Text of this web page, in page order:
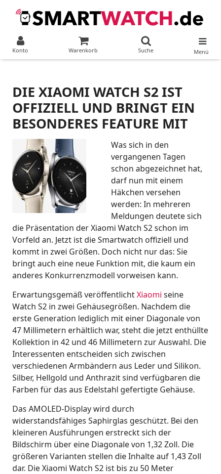
Konto Warenkorb Suche Menü
DIE XIAOMI WATCH S2 IST
OFFIZIELL UND BRINGT EIN
BESONDERES FEATURE MIT
Was sich in den
vergangenen Tagen
schon abgezeichnet hat,
darf nun mit einem
Häkchen versehen
werden: In mehreren
Meldungen deutete sich
die Präsentation der Xiaomi Watch S2 schon im
Vorfeld an. Jetzt ist die Smartwatch offiziell und
kommt in zwei Größen. Doch nicht nur das: Sie
bringt auch eine neue Funktion mit, die kaum ein
anderes Konkurrenzmodell vorweisen kann.
Erwartungsgemäß veröffentlichtXiaomi seine
Watch S2 in zwei Gehäusegrößen. Nachdem die
erste Generation lediglich mit einer Diagonale von
47 Millimetern erhältlich war, steht die jetzt enthüllte
Kollektion in 42 und 46 Millimetern zur Auswahl. Die
Interessenten entscheiden sich zwischen
verschiedenen Armbändern aus Leder und Silikon.
Silber, Hellgold und Anthrazit sind verfügbaren die
Farben für das aus Edelstahl gefertigte Gehäuse.
Das AMOLED-Display wird durch
widerstandsfähiges Saphirglas geschützt. Bei den
kleineren Ausführungen erstreckt sich der
Bildschirm über eine Diagonale von 1,32 Zoll. Die
größeren Varianten stellen die Inhalte auf 1,43 Zoll
dar. Die Xiaomi Watch S2 ist bis zu 50 Meter